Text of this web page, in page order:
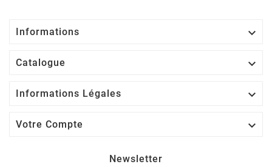
Informations 
Catalogue 
Informations Légales 
Votre Compte 
Newsletter